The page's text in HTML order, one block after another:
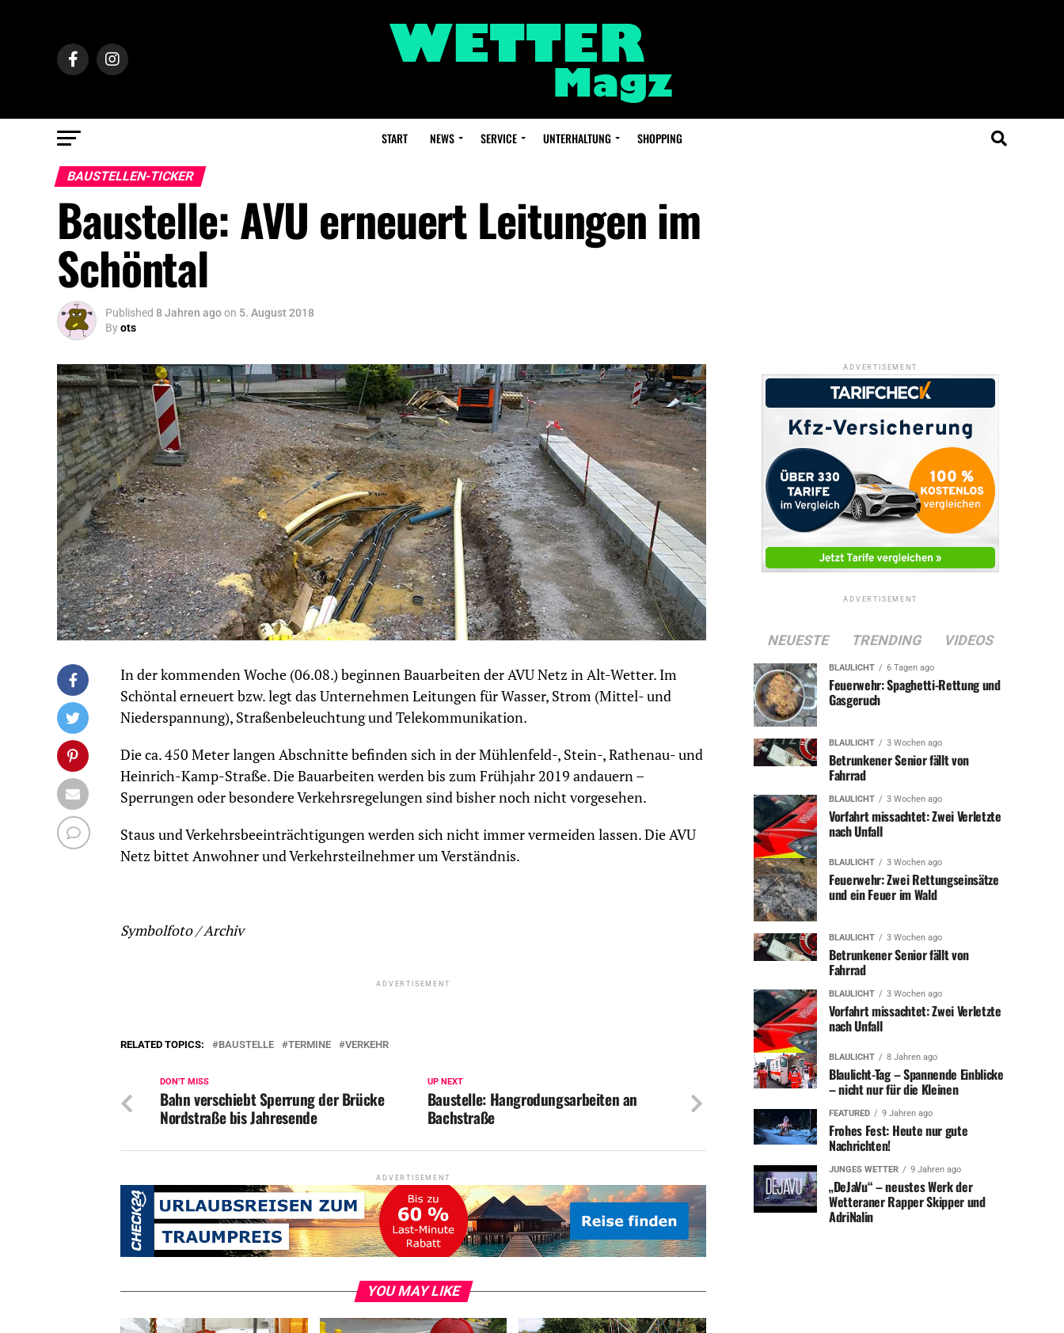
START NEWS SERVICE UNTERHALTUNG SHOPPING
BAUSTELLEN-TICKER
Baustelle: AVU erneuert Leitungen im
Schöntal
Published 8 Jahren agoon 5. August 2018
Byots
In der kommenden Woche (06.08.) beginnen Bauarbeiten der AVU Netz in Alt-Wetter. Im
Schöntal erneuert bzw. legt das Unternehmen Leitungen für Wasser, Strom (Mittel- und
Niederspannung), Straßenbeleuchtung und Telekommunikation.
Die ca. 450 Meter langen Abschnitte befinden sich in der Mühlenfeld-, Stein-, Rathenau- und
Heinrich-Kamp-Straße. Die Bauarbeiten werden bis zum Frühjahr 2019 andauern –
Sperrungen oder besondere Verkehrsregelungen sind bisher noch nicht vorgesehen.
Staus und Verkehrsbeeinträchtigungen werden sich nicht immer vermeiden lassen. Die AVU
Netz bittet Anwohner und Verkehrsteilnehmer um Verständnis.
Symbolfoto / Archiv
ADVERTISEMENT
RELATED TOPICS: BAUSTELLE TERMINE VERKEHR
UP NEXT
Baustelle: Hangrodungsarbeiten an
Bachstraße
DON'T MISS
Bahn verschiebt Sperrung der Brücke
Nordstraße bis Jahresende
ADVERTISEMENT
YOU MAY LIKE
ADVERTISEMENT
ADVERTISEMENT
NEUESTE TRENDING VIDEOS
BLAULICHT 6 Tagen ago
Feuerwehr: Spaghetti-Rettung und
Gasgeruch
BLAULICHT 3 Wochen ago
Betrunkener Senior fällt von
Fahrrad
BLAULICHT 3 Wochen ago
Vorfahrt missachtet: Zwei Verletzte
nach Unfall
BLAULICHT 3 Wochen ago
Feuerwehr: Zwei Rettungseinsätze
und ein Feuer im Wald
BLAULICHT 3 Wochen ago
Betrunkener Senior fällt von
Fahrrad
BLAULICHT 3 Wochen ago
Vorfahrt missachtet: Zwei Verletzte
nach Unfall
BLAULICHT 8 Jahren ago
Blaulicht-Tag – Spannende Einblicke
– nicht nur für die Kleinen
FEATURED 9 Jahren ago
Frohes Fest: Heute nur gute
Nachrichten!
JUNGES WETTER 9 Jahren ago
„DeJaVu“ – neustes Werk der
Wetteraner Rapper Skipper und
AdriNalin